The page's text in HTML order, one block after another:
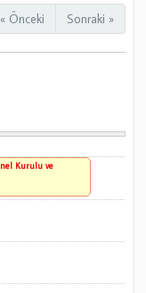
« Önceki Sonraki »
Kurulu ve